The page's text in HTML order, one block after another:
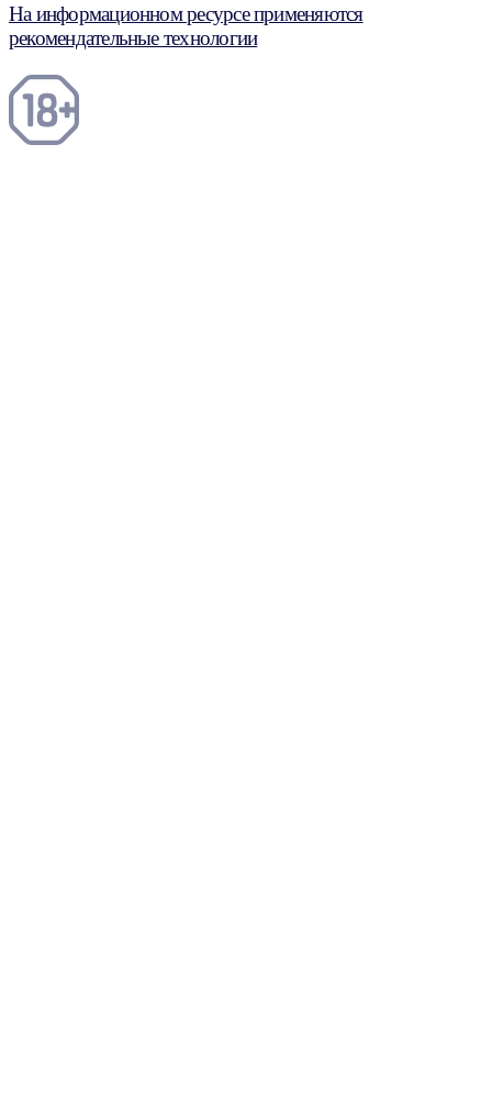
На информационном ресурсе применяются
рекомендательные технологии